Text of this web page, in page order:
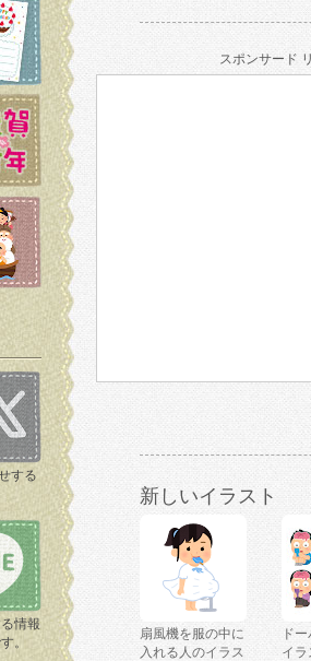
する
情報
。
スポンサード
新しいイラスト
扇風機を服の中に
入れる人のイラス
ド
イラ